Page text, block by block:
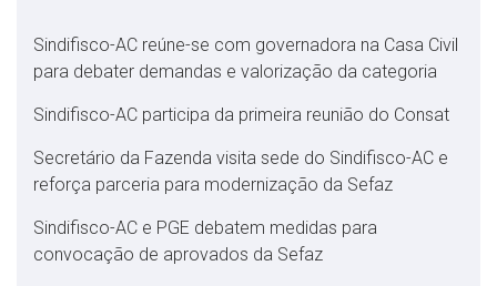
Sindifisco-AC reúne-se com governadora na Casa Civil
para debater demandas e valorização da categoria
Sindifisco-AC participa da primeira reunião do Consat
Secretário da Fazenda visita sede do Sindifisco-AC e
reforça parceria para modernização da Sefaz
Sindifisco-AC e PGE debatem medidas para
convocação de aprovados da Sefaz